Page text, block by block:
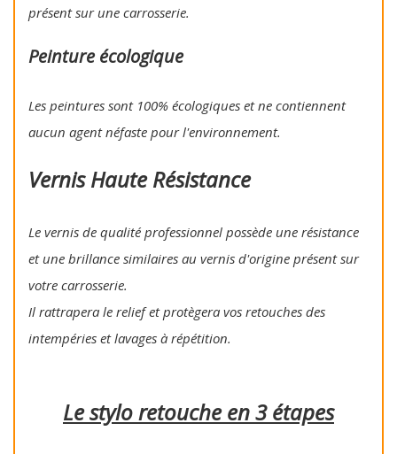
présent sur une carrosserie.
Peinture écologique
Les peintures sont 100% écologiques et ne contiennent
aucun agent néfaste pour l'environnement.
Vernis Haute Résistance
Le vernis de qualité professionnel possède une résistance
et une brillance similaires au vernis d'origine présent sur
votre carrosserie.
Il rattrapera le relief et protègera vos retouches des
intempéries et lavages à répétition.
Le stylo retouche en 3 étapes